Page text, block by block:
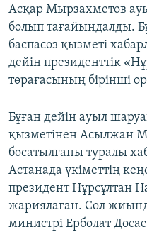
Асқар Мырзахметов
болып тағайындалды.
баспасөз қызметі
дейін президенттік
төрағасының бірінші
Бұған дейін ауыл
қызметінен Асылжан
босатылғаны туралы
Астанада үкіметтің
президент Нұрсұлтан
жариялаған. Сол
министрі Ерболат